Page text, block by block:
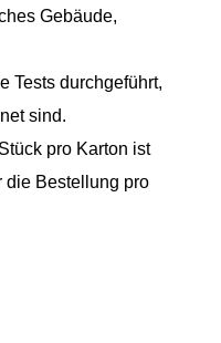
Gebäude,
Tests durchgeführt,
sind.
pro Karton ist
die Bestellung pro